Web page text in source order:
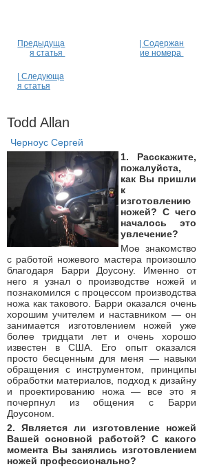
Предыдуща
я статья
| Содержан
ие номера
| Следующа
я статья
Todd Allan
Черноус Сергей
1. Расскажите,
пожалуйста,
как Вы пришли
к
изготовлению
ножей? С чего
началось это
увлечение?
Мое знакомство
с работой ножевого мастера произошло
благодаря Барри Доусону. Именно от
него я узнал о производстве ножей и
познакомился с процессом производства
ножа как такового. Барри оказался очень
хорошим учителем и наставником — он
занимается изготовлением ножей уже
более тридцати лет и очень хорошо
известен в США. Его опыт оказался
просто бесценным для меня — навыки
обращения с инструментом, принципы
обработки материалов, подход к дизайну
и проектированию ножа — все это я
почерпнул из общения с Барри
Доусоном.
2. Является ли изготовление ножей
Вашей основной работой? С какого
момента Вы занялись изготовлением
ножей профессионально?